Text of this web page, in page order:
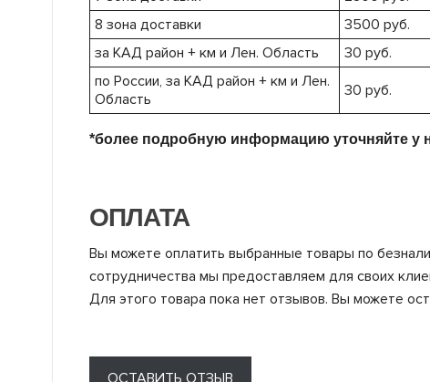
8 зона доставки
3500 руб.
за КАД район + км и Лен. Область
30 руб.
по России, за КАД район + км и Лен.
Область
30 руб.
*более подробную информацию уточняйте у
ОПЛАТА
Вы можете оплатить выбранные товары по
сотрудничества мы предоставляем для своих
Для этого товара пока нет отзывов. Вы можете
ОСТАВИТЬ ОТЗЫВ